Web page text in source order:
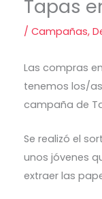
Tapas
/ Campañas,
Las compras
tenemos los/
campaña de
Se realizó el
unos jóvenes
extraer las